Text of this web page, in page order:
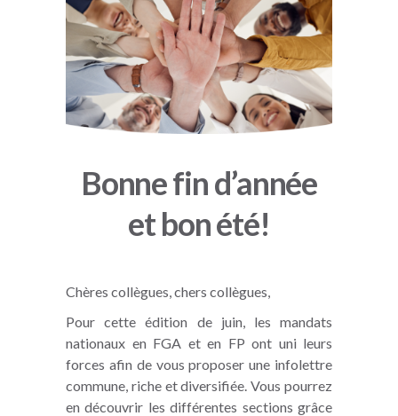
Bonne fin d’année
et bon été!
Chères collègues, chers collègues,
Pour cette édition de juin, les mandats
nationaux en FGA et en FP ont uni leurs
forces afin de vous proposer une infolettre
commune, riche et diversifiée. Vous pourrez
en découvrir les différentes sections grâce